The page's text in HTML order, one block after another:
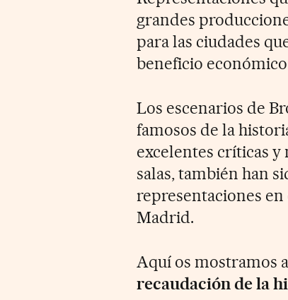
grandes
para las ciudades
beneficio
Los escenarios de
famosos de la
excelentes críticas y
salas, también han
representaciones
Madrid.
Aquí os mostramos
recaudación de la